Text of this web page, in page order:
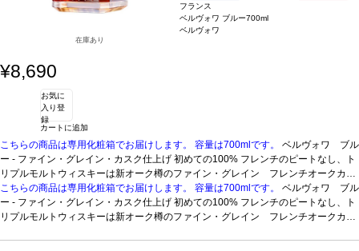
在庫あり
フランス
ベルヴォワ ブルー700ml
ベルヴォワ
¥8,690
お気に
入り登
録
カートに追加
こちらの商品は専用化粧箱でお届けします。 容量は700mlです。
ベルヴォワ ブル
ー - ファイン・グレイン・カスク仕上げ初めての100% フレンチのピートなし、ト
リプルモルトウィスキーは新オーク樽のファイン・グレイン フレンチオークカス
クで仕上げられた。3－7年のシングルモルトウィスキーをブレンド。テイスティ
ングノートピートなしのトリプルモルトウィスキー。ドライフラワー、蜂蜜、バニ
ラ、柔らかな甘いスパイスのほのかな含みを持つエレガントな香りを示す。まろや
こちらの商品は専用化粧箱でお届けします。 容量は700mlです。
ベルヴォワ ブル
ー - ファイン・グレイン・カスク仕上げ初めての100% フレンチのピートなし、ト
リプルモルトウィスキーは新オーク樽のファイン・グレイン フレンチオークカス